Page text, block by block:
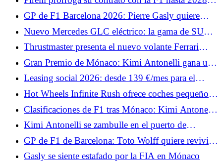
Antonelli sigue imbatible?
apuesta por la estabilidad
GP de F1 Barcelona 2026: Pierre Gasly quiere
deshacerse de la decepción de Mónaco
Nuevo Mercedes GLC eléctrico: la gama de SUV
eléctricos se amplía, los precios bajan
Thrustmaster presenta el nuevo volante Ferrari
499P X Las 24 Horas de Le Mans
Gran Premio de Mónaco: Kimi Antonelli gana una
carrera movida, Hadjar y Hamilton suben al podio
Leasing social 2026: desde 139 €/mes para el
Nissan Micra elegible, ¿es más atractivo que el
Renault 5?
Hot Wheels Infinite Rush ofrece coches pequeños
y un gran mundo abierto.
Clasificaciones de F1 tras Mónaco: Kimi Antonelli
lidera el campeonato, Hamilton segundo
Kimi Antonelli se zambulle en el puerto de
Mónaco tras su victoria.
GP de F1 de Barcelona: Toto Wolff quiere revivir a
George Russell
Gasly se siente estafado por la FIA en Mónaco